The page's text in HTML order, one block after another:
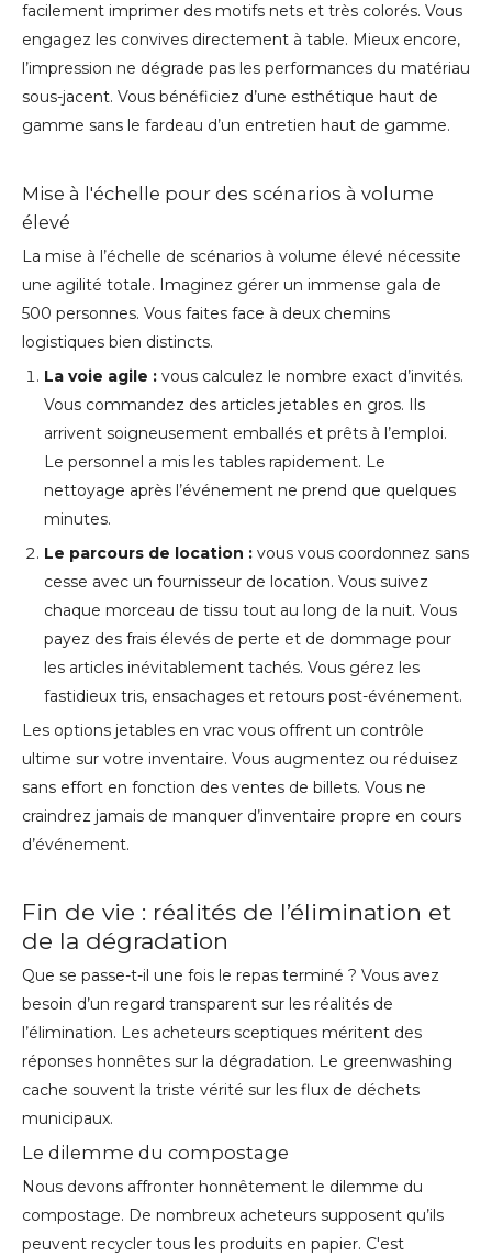
facilement imprimer des motifs nets et très colorés. Vous
engagez les convives directement à table. Mieux encore,
l’impression ne dégrade pas les performances du matériau
sous-jacent. Vous bénéficiez d’une esthétique haut de
gamme sans le fardeau d’un entretien haut de gamme.
Mise à l'échelle pour des scénarios à volume
élevé
La mise à l’échelle de scénarios à volume élevé nécessite
une agilité totale. Imaginez gérer un immense gala de
500 personnes. Vous faites face à deux chemins
logistiques bien distincts.
La voie agile : vous calculez le nombre exact d’invités.
Vous commandez des articles jetables en gros. Ils
arrivent soigneusement emballés et prêts à l’emploi.
Le personnel a mis les tables rapidement. Le
nettoyage après l’événement ne prend que quelques
minutes.
Le parcours de location : vous vous coordonnez sans
cesse avec un fournisseur de location. Vous suivez
chaque morceau de tissu tout au long de la nuit. Vous
payez des frais élevés de perte et de dommage pour
les articles inévitablement tachés. Vous gérez les
fastidieux tris, ensachages et retours post-événement.
Les options jetables en vrac vous offrent un contrôle
ultime sur votre inventaire. Vous augmentez ou réduisez
sans effort en fonction des ventes de billets. Vous ne
craindrez jamais de manquer d’inventaire propre en cours
d’événement.
Fin de vie : réalités de l’élimination et
de la dégradation
Que se passe-t-il une fois le repas terminé ? Vous avez
besoin d’un regard transparent sur les réalités de
l’élimination. Les acheteurs sceptiques méritent des
réponses honnêtes sur la dégradation. Le greenwashing
cache souvent la triste vérité sur les flux de déchets
municipaux.
Le dilemme du compostage
Nous devons affronter honnêtement le dilemme du
compostage. De nombreux acheteurs supposent qu’ils
peuvent recycler tous les produits en papier. C'est